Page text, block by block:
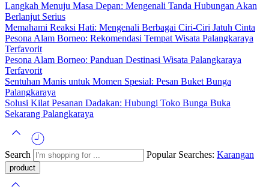
Langkah Menuju Masa Depan: Mengenali Tanda Hubungan Akan
Berlanjut Serius
Memahami Reaksi Hati: Mengenali Berbagai Ciri-Ciri Jatuh Cinta
Pesona Alam Borneo: Rekomendasi Tempat Wisata Palangkaraya
Terfavorit
Pesona Alam Borneo: Panduan Destinasi Wisata Palangkaraya
Terfavorit
Sentuhan Manis untuk Momen Spesial: Pesan Buket Bunga
Palangkaraya
Solusi Kilat Pesanan Dadakan: Hubungi Toko Bunga Buka
Sekarang Palangkaraya
Search Popular Searches: Karangan